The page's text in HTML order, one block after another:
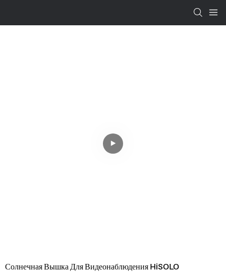
Солнечная Вышка Для Видеонаблюдения HiSOLO